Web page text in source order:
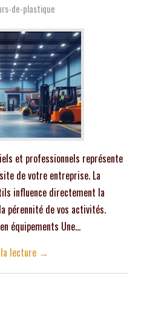
de-plastique
et professionnels représente
de votre entreprise. La
influence directement la
pérennité de vos activités.
équipements Une…
lecture →